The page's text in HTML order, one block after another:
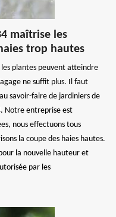
maîtrise les
trop hautes
les plantes peuvent atteindre
ne suffit plus. Il faut
savoir-faire de jardiniers de
Notre entreprise est
nous effectuons tous
la coupe des haies hautes.
la nouvelle hauteur et
par les